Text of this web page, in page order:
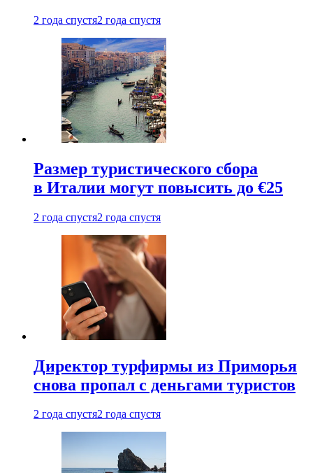
2 года спустя2 года спустя
Размер туристического сбора
в Италии могут повысить до €25
2 года спустя2 года спустя
Директор турфирмы из Приморья
снова пропал с деньгами туристов
2 года спустя2 года спустя